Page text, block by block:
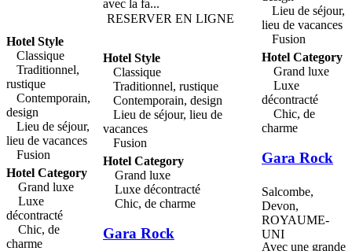
Hotel Style
Classique
Traditionnel,
rustique
Contemporain,
design
Lieu de séjour,
lieu de vacances
Fusion
Hotel Category
Grand luxe
Luxe
décontracté
Chic, de
charme
avec la fa...
RESERVER EN LIGNE
Hotel Style
Classique
Traditionnel, rustique
Contemporain, design
Lieu de séjour, lieu de
vacances
Fusion
Hotel Category
Grand luxe
Luxe décontracté
Chic, de charme
Gara Rock
Lieu de séjour,
lieu de vacances
Fusion
Hotel Category
Grand luxe
Luxe
décontracté
Chic, de
charme
Gara Rock
Salcombe,
Devon,
ROYAUME-
UNI
Avec une grande